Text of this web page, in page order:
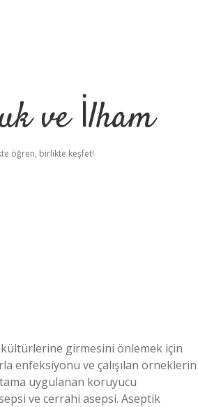
ve İlham
öğren, birlikte keşfet!
girmesini önlemek için
enfeksiyonu ve çalışılan örneklerin
uygulanan koruyucu
ve cerrahi asepsi. Aseptik